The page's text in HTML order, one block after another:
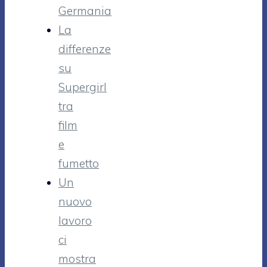
Germania
La
differenze
su
Supergirl
tra
film
e
fumetto
Un
nuovo
lavoro
ci
mostra